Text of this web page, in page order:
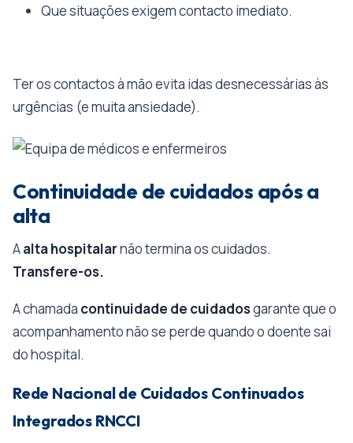
Que situações exigem contacto imediato.
Ter os contactos à mão evita idas desnecessárias às
urgências (e muita ansiedade).
Continuidade de cuidados após a
alta
Aalta hospitalarnão termina os cuidados.
Transfere-os.
A chamada continuidade de cuidadosgarante que o
acompanhamento não se perde quando o doente sai
do hospital.
Rede Nacional de Cuidados Continuados
Integrados RNCCI